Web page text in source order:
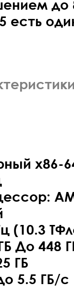
до
x86-
(10.3
До 448
ГБ
5.5 ГБ/с